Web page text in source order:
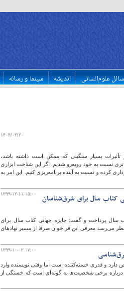
علوم‌انسانی اندیشه سینما و رسانه
۱۴۰۴/۰۲/۲۰
بسیار سنگینی که ممکن است داشته باشد،
نسبت به خود روبه‌رو شدیم. اگر این شناخت ابزاری
کرده و نسبت به آینده برنامه‌ریزی کنیم. این امر به
۱۳۹۹-۱۲-۱۱ ۱۵:۰۰
کتاب سال برای شرق‌شناسان
سال پرداخت و گفت: جایزه جهانی کتاب سال برای
می‌رسد معرفی این فراخوان صرفا از مسیر نهادهای
۱۳۹۹-۱۰-۰۲ ۱۷:۰۰
و قدری خسته‌کننده است اما وقتی نویسنده وارد
نویسنده درباره برخی شخصیت‌ها به گونه‌ای است که خستگی از